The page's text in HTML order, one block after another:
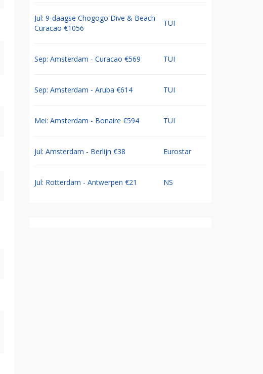
Jul: 9-daagse Chogogo Dive & Beach
Curacao €1056
TUI
Sep: Amsterdam - Curacao €569 TUI
Sep: Amsterdam - Aruba €614 TUI
Mei: Amsterdam - Bonaire €594 TUI
Jul: Amsterdam - Berlijn €38 Eurostar
Jul: Rotterdam - Antwerpen €21 NS